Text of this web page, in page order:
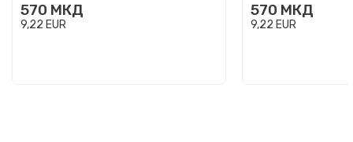
570 МКД
9,22 EUR
570 МКД
9,22 EUR